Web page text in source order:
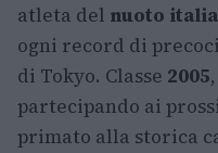
atleta del nuoto
ogni record di
di Tokyo. Classe 2005
partecipando ai
primato alla storica